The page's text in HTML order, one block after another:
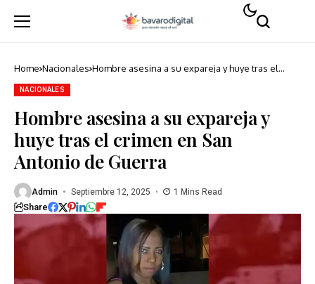
Home Nacionales Hombre asesina a su expareja y huye tras el
NACIONALES
Hombre asesina a su expareja y
huye tras el crimen en San
Antonio de Guerra
Admin Septiembre 12, 2025 1 Mins Read
Share